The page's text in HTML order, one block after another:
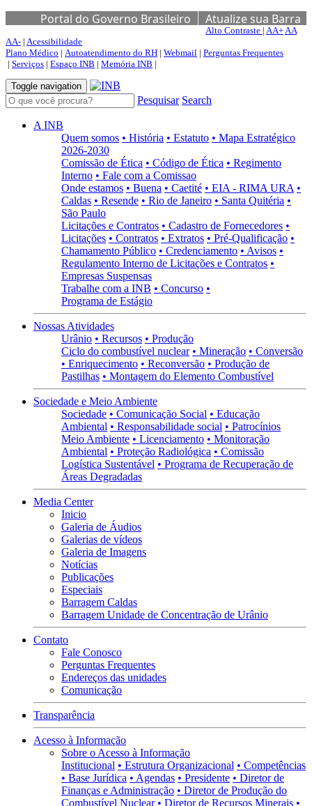
Portal do Governo Brasileiro
Atualize sua Barra
Alto Contraste | AA+AA
AA- | Acessibilidade
Plano Médico | Autoatendimento do RH | Webmail | Perguntas Frequentes
| Serviços | Espaço INB | Memória INB |
Toggle navigation
Pesquisar Search
A INB
Quem somos • História • Estatuto • Mapa Estratégico
2026-2030
Comissão de Ética • Código de Ética • Regimento
Interno • Fale com a Comissao
Onde estamos • Buena • Caetité • EIA - RIMA URA •
Caldas • Resende • Rio de Janeiro • Santa Quitéria •
São Paulo
Licitações e Contratos • Cadastro de Fornecedores •
Licitações • Contratos • Extratos • Pré-Qualificação •
Chamamento Público • Credenciamento • Avisos •
Regulamento Interno de Licitações e Contratos •
Empresas Suspensas
Trabalhe com a INB • Concurso •
Programa de Estágio
Nossas Atividades
Urânio • Recursos • Produção
Ciclo do combustível nuclear • Mineração • Conversão
• Enriquecimento • Reconversão • Produção de
Pastilhas • Montagem do Elemento Combustível
Sociedade e Meio Ambiente
Sociedade • Comunicação Social • Educação
Ambiental • Responsabilidade social • Patrocínios
Meio Ambiente • Licenciamento • Monitoração
Ambiental • Proteção Radiológica • Comissão
Logística Sustentável • Programa de Recuperação de
Áreas Degradadas
Media Center
Inicio
Galeria de Áudios
Galerias de vídeos
Galeria de Imagens
Notícias
Publicações
Especiais
Barragem Caldas
Barragem Unidade de Concentração de Urânio
Contato
Fale Conosco
Perguntas Frequentes
Endereços das unidades
Comunicação
Transparência
Acesso à Informação
Sobre o Acesso à Informação
Institucional • Estrutura Organizacional • Competências
• Base Jurídica • Agendas • Presidente • Diretor de
Finanças e Administração • Diretor de Produção do
Combustível Nuclear • Diretor de Recursos Minerais •